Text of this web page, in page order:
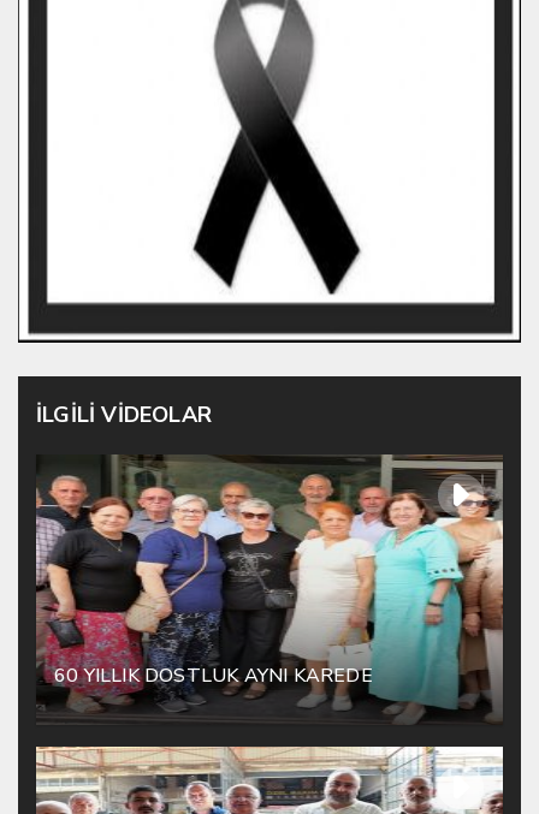
İLGİLİ VİDEOLAR
60 YILLIK DOSTLUK AYNI KAREDE